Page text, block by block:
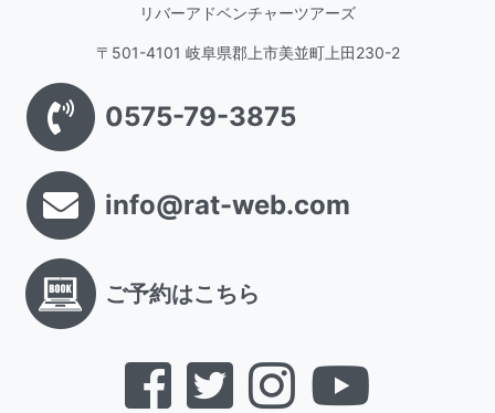
リバーアドベンチャーツアーズ
〒501-4101 岐阜県郡上市美並町上田230-2
0575-79-3875
info@rat-web.com
ご予約はこちら